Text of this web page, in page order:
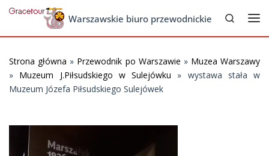
Skip to contentWarszawskie biuro przewodnickie
Search
Strona główna » Przewodnik po Warszawie » Muzea Warszawy
» Muzeum J.Piłsudskiego w Sulejówku » wystawa stała w
Muzeum Józefa Piłsudskiego Sulejówek